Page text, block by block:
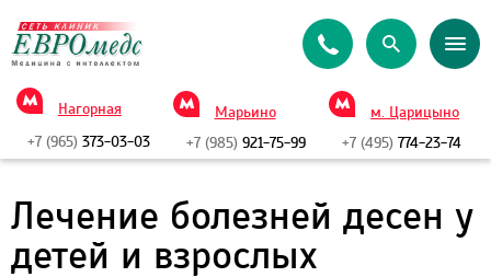
Нагорная
+7 (965) 373-03-03
Марьино
+7 (985)921-75-99
м. Царицыно
+7 (495) 774-23-74
Лечение болезней десен у
детей и взрослых